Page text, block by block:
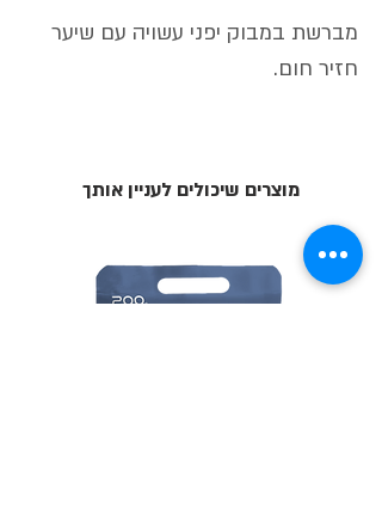
מברשת במבוק יפני עשויה עם שיער
חזיר חום.
מוצרים שיכולים לעניין אותך